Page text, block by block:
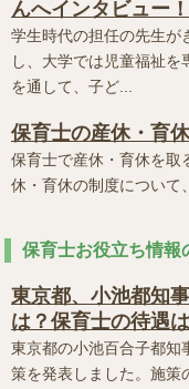
んへインタビュー！
学生時代の担任の先生が
し、大学では児童福祉
を通して、子ど...
保育士の産休・育
保育士で産休・育休を取
休・育休の制度について
保育士お役立ち情報
東京都、小池都知
は？保育士の待遇
東京都の小池百合子都知
策を発表しました。施策